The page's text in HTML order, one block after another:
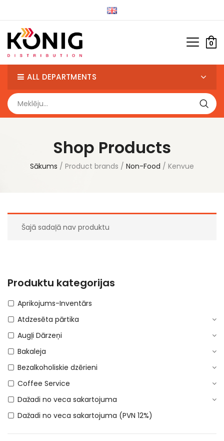
0
ALL DEPARTMENTS
Shop Products
Sākums Product brands Non-Food Kenvue
Šajā sadaļā nav produktu
Produktu kategorijas
Aprikojums-Inventārs
Atdzesēta pārtika
Augļi Dārzeņi
Bakaleja
Bezalkoholiskie dzērieni
Coffee Service
Dažadi no veca sakartojuma
Dažadi no veca sakartojuma (PVN 12%)
DEPOSITA IEPAKOJUMS